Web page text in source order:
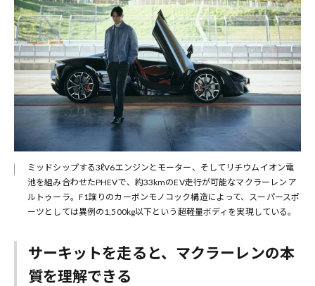
ミッドシップする3ℓV6エンジンとモーター、そしてリチウムイオン電
池を組み合わせたPHEVで、約33kmのEV走行が可能なマクラーレン ア
ルトゥーラ。F1譲りのカーボンモノコック構造によって、スーパースポ
ーツとしては異例の1,500kg以下という超軽量ボディを実現している。
サーキットを走ると、マクラーレンの本
質を理解できる